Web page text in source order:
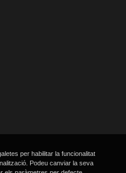
per habilitar la funcionalitat
Podeu canviar la seva